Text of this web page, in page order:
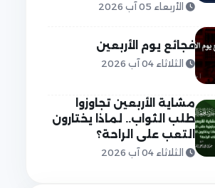
الأربعاء 05 آب 2026
فجائع يوم الأربعين
الثلاثاء 04 آب 2026
مشاية الأربعين تجاوزوا
طلب الثواب.. لماذا يختارون
التعب على الراحة؟
الثلاثاء 04 آب 2026